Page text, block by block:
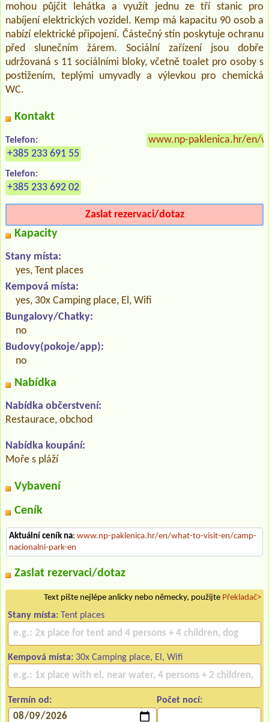
mohou půjčit lehátka a využít jednu ze tří stanic pro
nabíjení elektrických vozidel. Kemp má kapacitu 90 osob a
nabízí elektrické připojení. Částečný stín poskytuje ochranu
před slunečním žárem. Sociální zařízení jsou dobře
udržovaná s 11 sociálními bloky, včetně toalet pro osoby s
postižením, teplými umyvadly a výlevkou pro chemická
WC.
Kontakt
Telefon:
+385 233 691 55
Telefon:
+385 233 692 02
www.np-paklenica.hr/en/
Zaslat rezervaci/dotaz
Kapacity
Stany místa:
yes, Tent places
Kempová místa:
yes, 30x Camping place, El, Wifi
Bungalovy/Chatky:
no
Budovy(pokoje/app):
no
Nabídka
Nabídka občerstvení:
Restaurace, obchod
Nabídka koupání:
Moře s pláží
Vybavení
Ceník
Aktuální ceník na: www.np-paklenica.hr/en/what-to-visit-en/camp-
nacionalni-park-en
Zaslat rezervaci/dotaz
Text pište nejlépe anlicky nebo německy, použijte Překladač>
Stany místa: Tent places
Kempová místa: 30x Camping place, El, Wifi
Termín od: Počet nocí: